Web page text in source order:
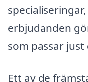
erbjudanden
som passar
Ett av de